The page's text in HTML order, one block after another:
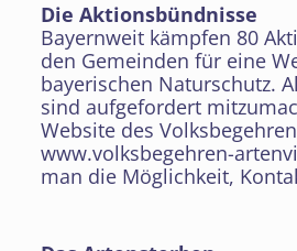
Die Aktionsbündnisse
Bayernweit kämpfen 80
den Gemeinden für eine
bayerischen Naturschutz.
sind aufgefordert
Website des
www.volksbegehren-
man die Möglichkeit,